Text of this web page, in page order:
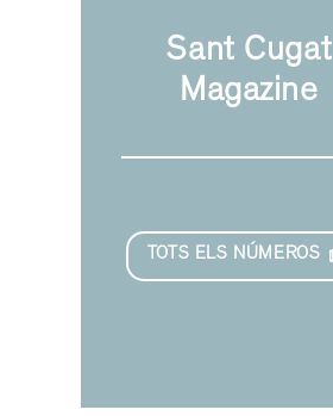
Sant Cugat
Magazine
TOTS ELS NÚMEROS